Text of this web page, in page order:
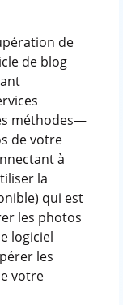
de
de blog
méthodes—
de votre
à
la
qui est
les photos
logiciel
les
votre